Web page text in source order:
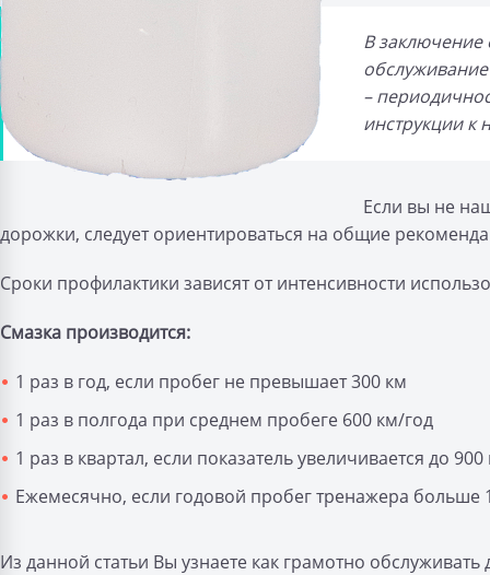
В заключение
–
инструкции к
Если вы не
дорожки, следует ориентироваться на общие
Сроки профилактики зависят от интенсивности
Смазка производится:
1 раз в год, если пробег не превышает 300 км
1 раз в полгода при среднем пробеге 600 км/год
1 раз в квартал, если показатель увеличивается до
Ежемесячно, если годовой пробег тренажера больше
Из данной статьи Вы узнаете как грамотно